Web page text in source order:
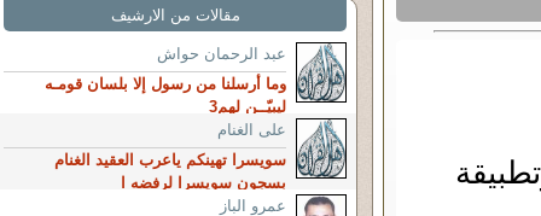
مقالات من الارشيف
عبد الرحمان حواش
وما أرسلنا من رسول إلا بلسان قومـه
ليبيّــن لهم3
على الغنام
سويسرا تهينكم ياعرب العقيد الغنام
بسجون سويسرا لرفضه ا
عمرو الباز